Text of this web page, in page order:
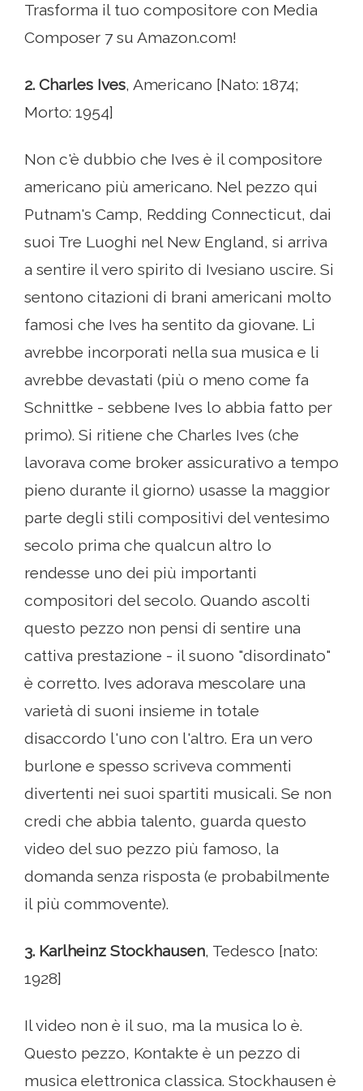
Trasforma il tuo compositore con Media
Composer 7 su Amazon.com!
2. Charles Ives, Americano [Nato: 1874;
Morto: 1954]
Non c'è dubbio che Ives è il compositore
americano più americano. Nel pezzo qui
Putnam's Camp, Redding Connecticut, dai
suoi Tre Luoghi nel New England, si arriva
a sentire il vero spirito di Ivesiano uscire. Si
sentono citazioni di brani americani molto
famosi che Ives ha sentito da giovane. Li
avrebbe incorporati nella sua musica e li
avrebbe devastati (più o meno come fa
Schnittke - sebbene Ives lo abbia fatto per
primo). Si ritiene che Charles Ives (che
lavorava come broker assicurativo a tempo
pieno durante il giorno) usasse la maggior
parte degli stili compositivi del ventesimo
secolo prima che qualcun altro lo
rendesse uno dei più importanti
compositori del secolo. Quando ascolti
questo pezzo non pensi di sentire una
cattiva prestazione - il suono "disordinato"
è corretto. Ives adorava mescolare una
varietà di suoni insieme in totale
disaccordo l'uno con l'altro. Era un vero
burlone e spesso scriveva commenti
divertenti nei suoi spartiti musicali. Se non
credi che abbia talento, guarda questo
video del suo pezzo più famoso, la
domanda senza risposta (e probabilmente
il più commovente).
3. Karlheinz Stockhausen, Tedesco [nato:
1928]
Il video non è il suo, ma la musica lo è.
Questo pezzo, Kontakte è un pezzo di
musica elettronica classica. Stockhausen è